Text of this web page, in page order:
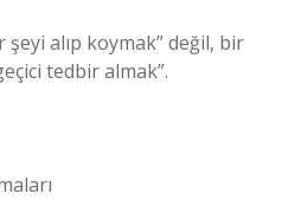
şeyi alıp koymak” değil, bir
tedbir almak”.